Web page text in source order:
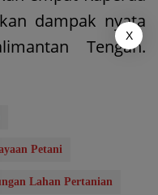
dampak nyata
Tengah.
Petani
Lahan Pertanian
X